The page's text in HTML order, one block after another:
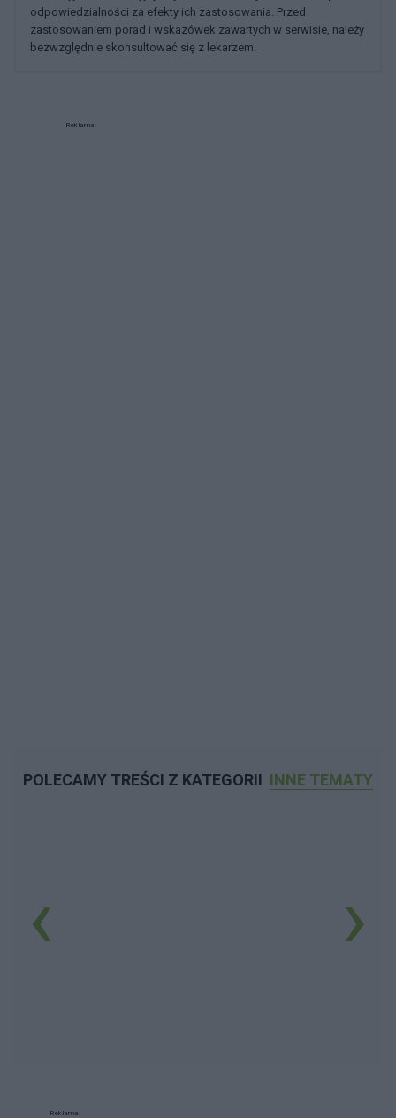
odpowiedzialności za efekty ich zastosowania. Przed
zastosowaniem porad i wskazówek zawartych w serwisie, należy
bezwzględnie skonsultować się z lekarzem.
Reklama:
POLECAMY TREŚCI Z KATEGORII INNE TEMATY
‹ ›
Reklama: